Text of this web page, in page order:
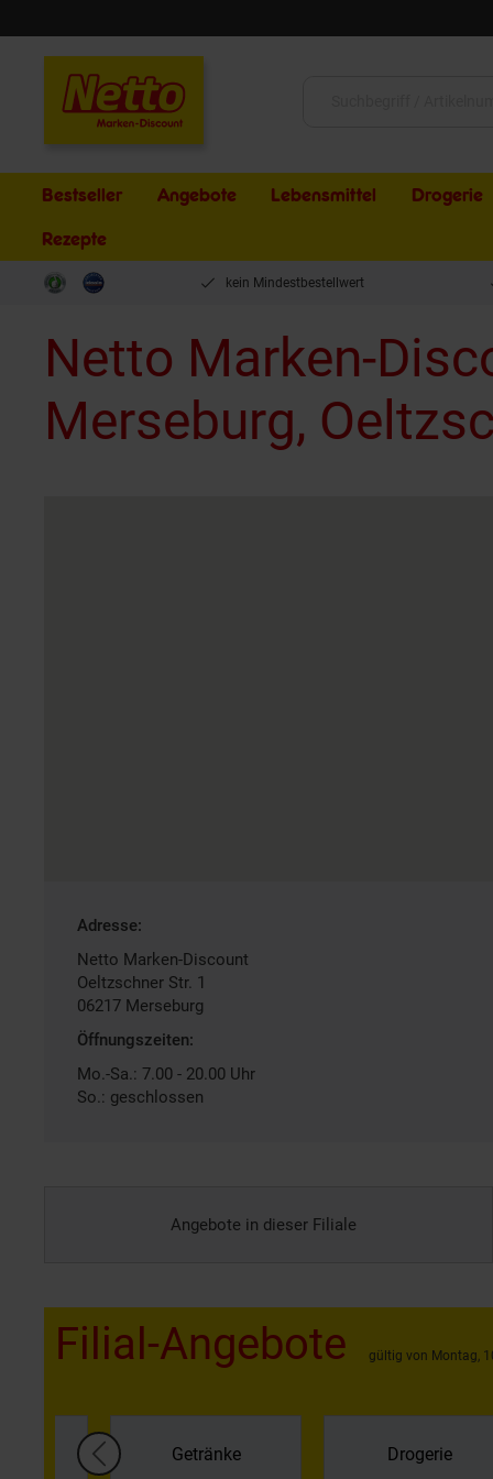
Bestseller Angebote Lebensmittel Drogerie
Rezepte
kein Mindestbestellwert
Netto Marken-
Merseburg,
Gefundene
Filiale
Adresse:
Netto Marken-Discount
Oeltzschner Str. 1
06217 Merseburg
Öffnungszeiten:
Mo.-Sa.: 7.00 - 20.00 Uhr
So.: geschlossen
Angebote in dieser Filiale
Filial-Angebote gültig von Montag,
Getränke Drogerie